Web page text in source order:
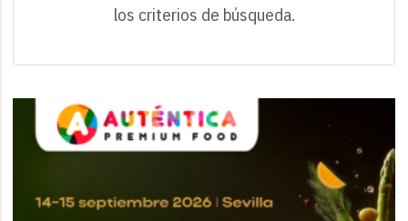
los criterios de búsqueda.